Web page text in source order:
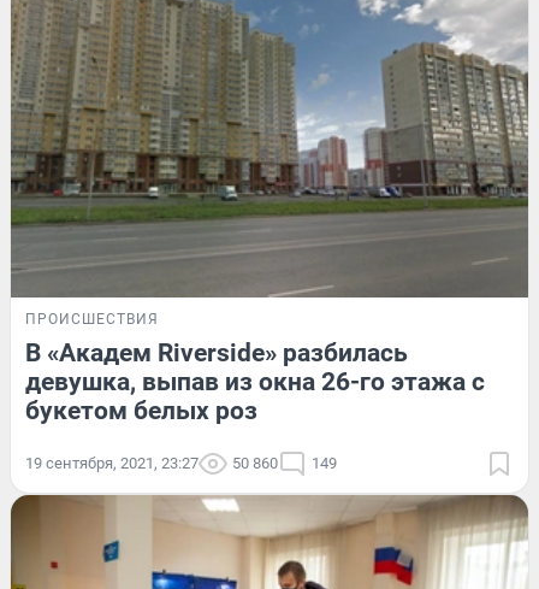
ПРОИСШЕСТВИЯ
В «Академ Riverside» разбилась
девушка, выпав из окна 26-го этажа с
букетом белых роз
19 сентября, 2021, 23:27 50 860 149